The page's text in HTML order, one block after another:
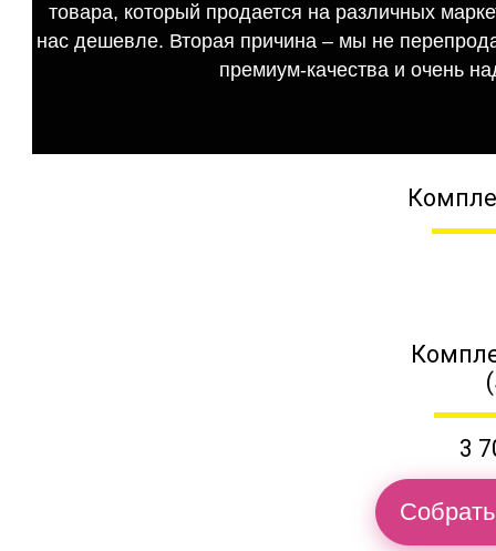
товара, который продается на различных
нас дешевле. Вторая причина – мы не
премиум-качества и очень
3